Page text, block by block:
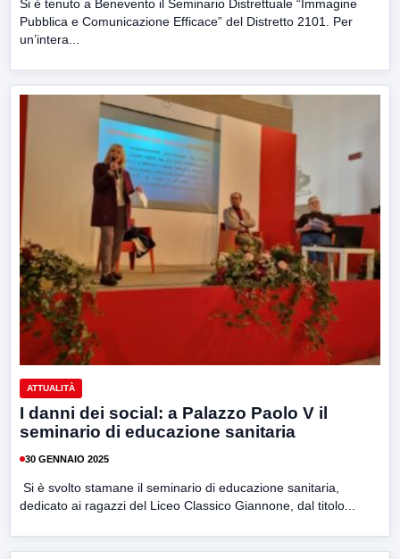
Si è tenuto a Benevento il Seminario Distrettuale “Immagine
Pubblica e Comunicazione Efficace” del Distretto 2101. Per
un’intera...
ATTUALITÀ
I danni dei social: a Palazzo Paolo V il
seminario di educazione sanitaria
30 GENNAIO 2025
Si è svolto stamane il seminario di educazione sanitaria,
dedicato ai ragazzi del Liceo Classico Giannone, dal titolo...